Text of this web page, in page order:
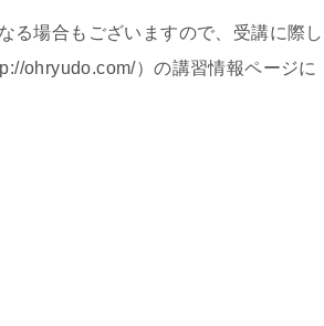
る場合もございますので、受講に際し
ohryudo.com/）の講習情報ページに